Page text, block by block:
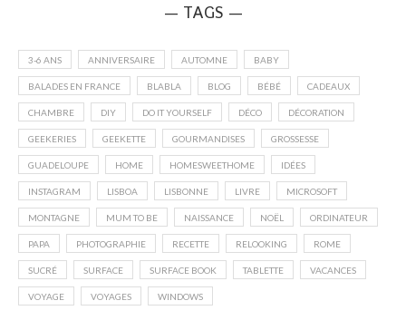
— TAGS —
3-6 ANS ANNIVERSAIRE AUTOMNE BABY
BALADES EN FRANCE BLABLA BLOG BÉBÉ CADEAUX
CHAMBRE DIY DO IT YOURSELF DÉCO DÉCORATION
GEEKERIES GEEKETTE GOURMANDISES GROSSESSE
GUADELOUPE HOME HOMESWEETHOME IDÉES
INSTAGRAM LISBOA LISBONNE LIVRE MICROSOFT
MONTAGNE MUM TO BE NAISSANCE NOËL ORDINATEUR
PAPA PHOTOGRAPHIE RECETTE RELOOKING ROME
SUCRÉ SURFACE SURFACE BOOK TABLETTE VACANCES
VOYAGE VOYAGES WINDOWS